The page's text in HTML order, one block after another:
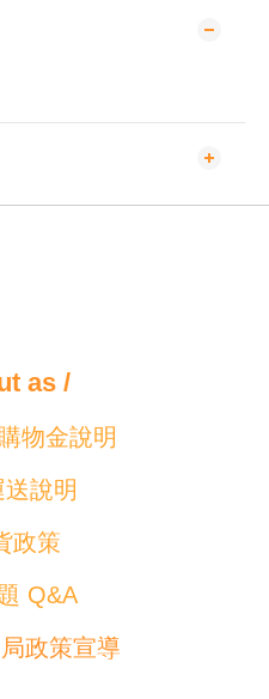
as /
物金說明
說明
政策
Q&A
政策宣導